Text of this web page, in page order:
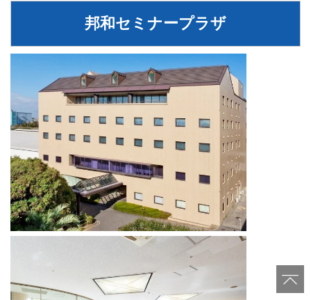
邦和セミナープラザ